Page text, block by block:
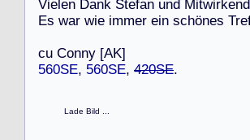
Vielen Dank Stefan und Mitwirkend
Es war wie immer ein schönes Tre
cu Conny [AK]
560SE, 560SE, 420SE.
Lade Bild ...